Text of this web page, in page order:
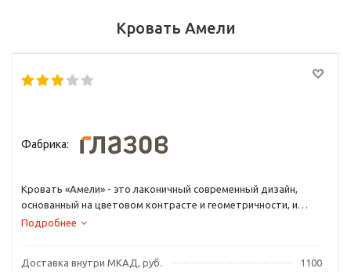
Кровать Амели
Фабрика:
Кровать «Амели» - это лаконичный современный дизайн,
основанный на цветовом контрасте и геометричности, и
эргономичная конструкция с подъемным механизмом.
Подробнее
Доставка внутри МКАД, руб.
1100